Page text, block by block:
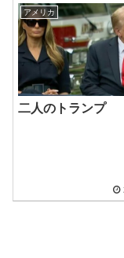
実験」が実施され
アメリカ
二人のトランプ